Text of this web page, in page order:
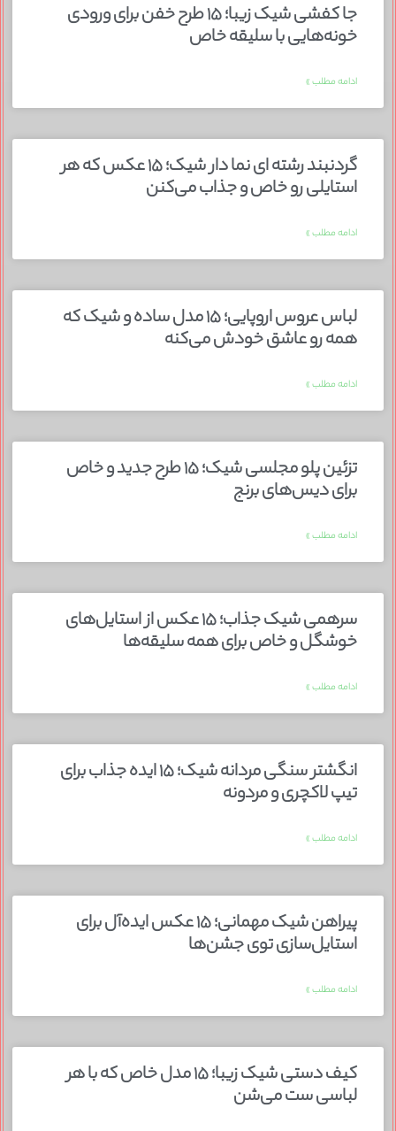
جا کفشی شیک زیبا؛ ۱۵ طرح خفن برای ورودی
خونه‌هایی با سلیقه خاص
ادامه مطلب »
گردنبند رشته ای نما دار شیک؛ ۱۵ عکس که هر
استایلی رو خاص و جذاب می‌کنن
ادامه مطلب »
لباس عروس اروپایی؛ ۱۵ مدل ساده و شیک که
همه رو عاشق خودش می‌کنه
ادامه مطلب »
تزئین پلو مجلسی شیک؛ ۱۵ طرح جدید و خاص
برای دیس‌های برنج
ادامه مطلب »
سرهمی شیک جذاب؛ ۱۵ عکس از استایل‌های
خوشگل و خاص برای همه سلیقه‌ها
ادامه مطلب »
انگشتر سنگی مردانه شیک؛ ۱۵ ایده جذاب برای
تیپ لاکچری و مردونه
ادامه مطلب »
پیراهن شیک مهمانی؛ ۱۵ عکس ایده‌آل برای
استایل‌سازی توی جشن‌ها
ادامه مطلب »
کیف دستی شیک زیبا؛ ۱۵ مدل خاص که با هر
لباسی ست می‌شن